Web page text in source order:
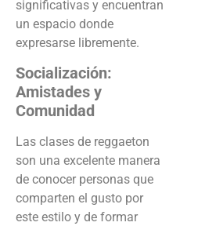
significativas y encuentran
un espacio donde
expresarse libremente.
Socialización:
Amistades y
Comunidad
Las clases de reggaeton
son una excelente manera
de conocer personas que
comparten el gusto por
este estilo y de formar